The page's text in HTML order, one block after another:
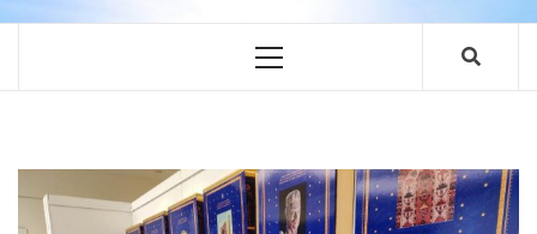
меню